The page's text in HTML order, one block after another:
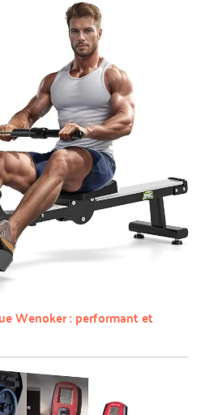
Wenoker : performant et